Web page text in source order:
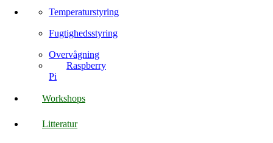
Temperaturstyring
Fugtighedsstyring
Overvågning
Raspberry
Pi
Workshops
Litteratur